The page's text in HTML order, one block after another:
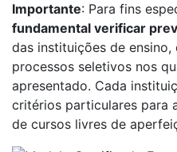
Importante: Para fins
fundamental verificar
das instituições de
processos seletivos nos
apresentado. Cada
critérios particulares para
de cursos livres de